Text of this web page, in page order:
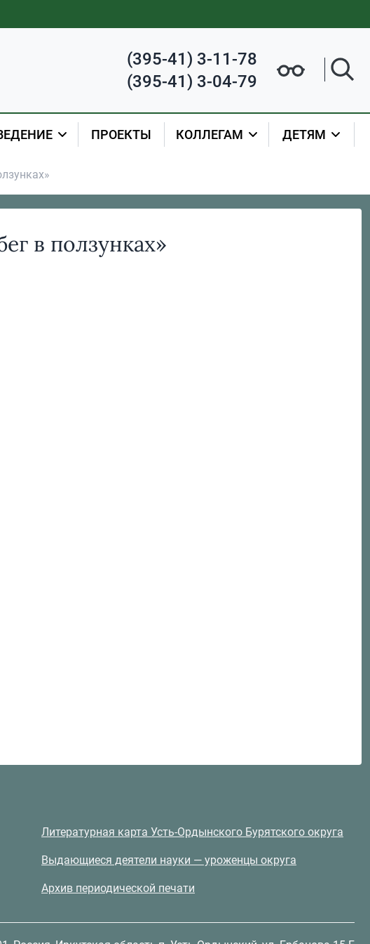
(395-41) 3-11-78
(395-41) 3-04-79
ПРОЕКТЫ КОЛЛЕГАМ ДЕТЯМ
в ползунках»
Литературная карта Усть-Ордынского Бурятского округа
Выдающиеся деятели науки — уроженцы округа
Архив периодической печати